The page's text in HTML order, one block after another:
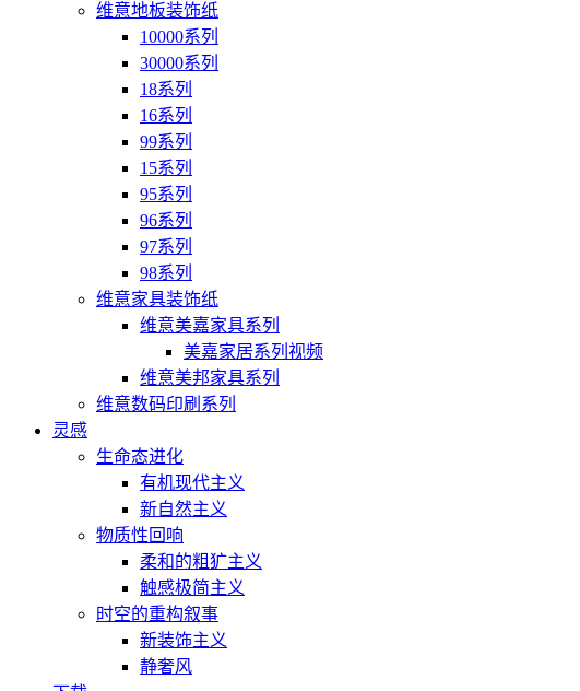
维意地板装饰纸
10000系列
30000系列
18系列
16系列
99系列
15系列
95系列
96系列
97系列
98系列
维意家具装饰纸
维意美嘉家具系列
美嘉家居系列视频
维意美邦家具系列
维意数码印刷系列
灵感
生命态进化
有机现代主义
新自然主义
物质性回响
柔和的粗犷主义
触感极简主义
时空的重构叙事
新装饰主义
静奢风